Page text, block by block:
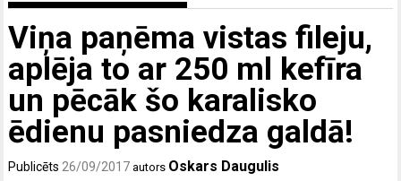
Viņa paņēma vistas fileju,
aplēja to ar 250 ml kefīra
un pēcāk šo karalisko
ēdienu pasniedza galdā!
Publicēts 26/09/2017 autors Oskars Daugulis